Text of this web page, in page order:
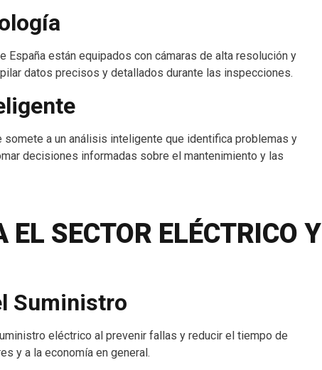
España están equipados con cámaras de alta resolución y
datos precisos y detallados durante las inspecciones.
a un análisis inteligente que identifica problemas y
decisiones informadas sobre el mantenimiento y las
EL SECTOR ELÉCTRICO Y
Suministro
eléctrico al prevenir fallas y reducir el tiempo de
y a la economía en general.